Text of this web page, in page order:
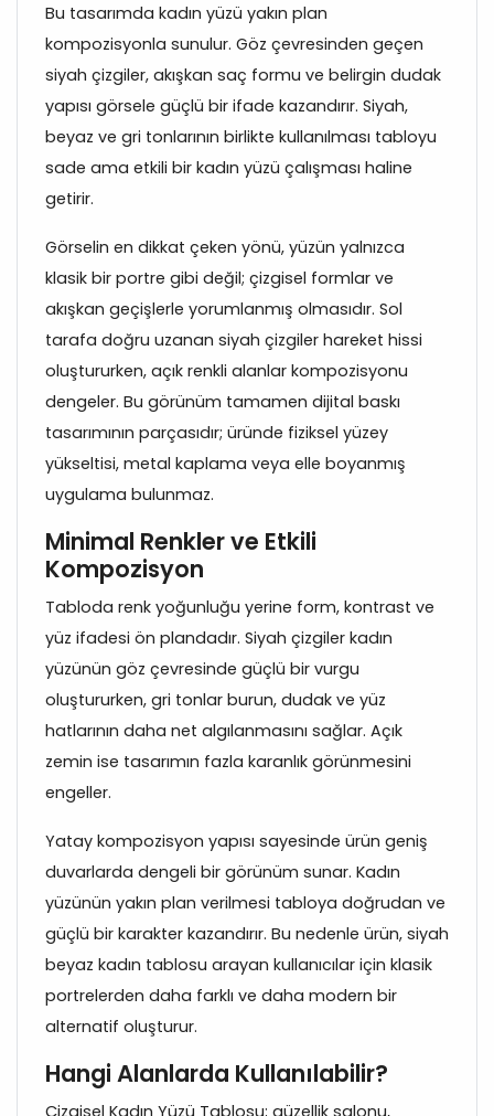
Bu tasarımda kadın yüzü yakın plan
kompozisyonla sunulur. Göz çevresinden geçen
siyah çizgiler, akışkan saç formu ve belirgin dudak
yapısı görsele güçlü bir ifade kazandırır. Siyah,
beyaz ve gri tonlarının birlikte kullanılması tabloyu
sade ama etkili bir kadın yüzü çalışması haline
getirir.
Görselin en dikkat çeken yönü, yüzün yalnızca
klasik bir portre gibi değil; çizgisel formlar ve
akışkan geçişlerle yorumlanmış olmasıdır. Sol
tarafa doğru uzanan siyah çizgiler hareket hissi
oluştururken, açık renkli alanlar kompozisyonu
dengeler. Bu görünüm tamamen dijital baskı
tasarımının parçasıdır; üründe fiziksel yüzey
yükseltisi, metal kaplama veya elle boyanmış
uygulama bulunmaz.
Minimal Renkler ve Etkili
Kompozisyon
Tabloda renk yoğunluğu yerine form, kontrast ve
yüz ifadesi ön plandadır. Siyah çizgiler kadın
yüzünün göz çevresinde güçlü bir vurgu
oluştururken, gri tonlar burun, dudak ve yüz
hatlarının daha net algılanmasını sağlar. Açık
zemin ise tasarımın fazla karanlık görünmesini
engeller.
Yatay kompozisyon yapısı sayesinde ürün geniş
duvarlarda dengeli bir görünüm sunar. Kadın
yüzünün yakın plan verilmesi tabloya doğrudan ve
güçlü bir karakter kazandırır. Bu nedenle ürün, siyah
beyaz kadın tablosu arayan kullanıcılar için klasik
portrelerden daha farklı ve daha modern bir
alternatif oluşturur.
Hangi Alanlarda Kullanılabilir?
Çizgisel Kadın Yüzü Tablosu; güzellik salonu,